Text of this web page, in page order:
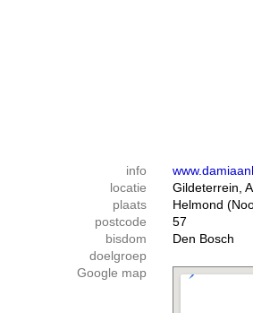
info
locatie
Gildeterrein,
plaats
Helmond
postcode
57
bisdom
Den Bosch
doelgroep
Google map